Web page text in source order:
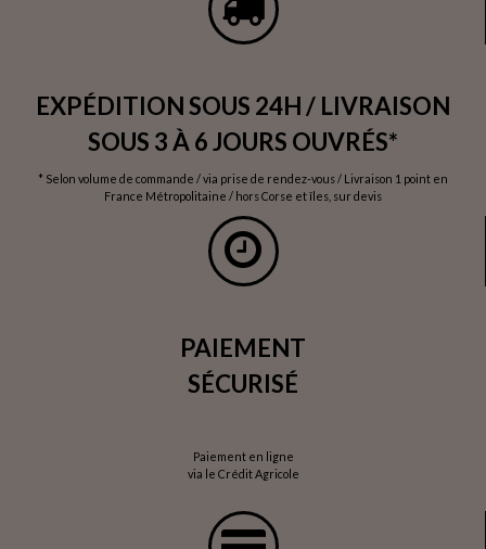
EXPÉDITION SOUS 24H / LIVRAISON
SOUS 3 À 6 JOURS OUVRÉS*
* Selon volume de commande / via prise de rendez-vous / Livraison 1 point en
France Métropolitaine / hors Corse et îles, sur devis
PAIEMENT
SÉCURISÉ
Paiement en ligne
via le Crédit Agricole